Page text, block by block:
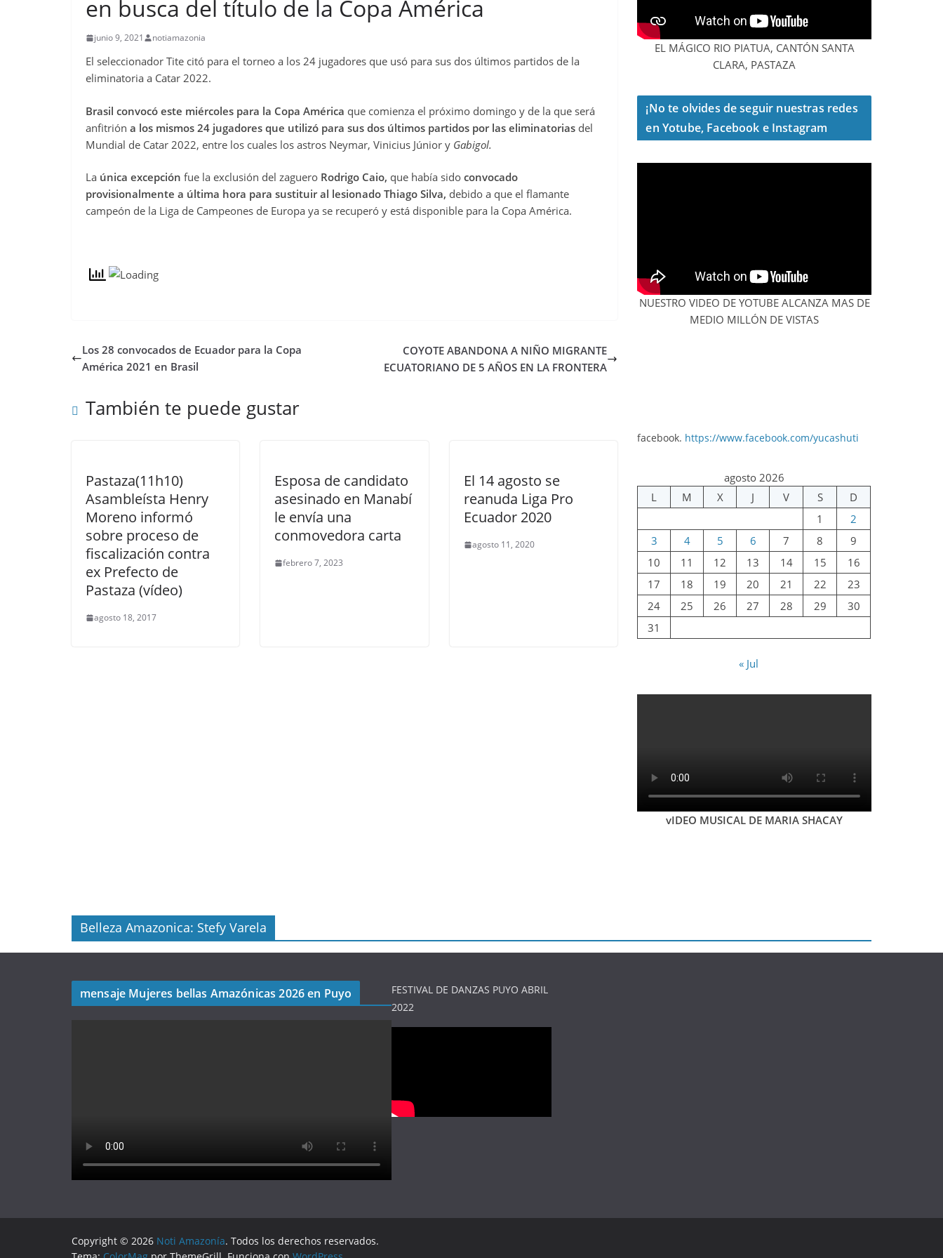
en busca del título de la Copa América
junio 9, 2021 notiamazonia
El seleccionador Tite citó para el torneo a los 24 jugadores que usó para sus dos últimos partidos de la
eliminatoria a Catar 2022.
Brasil convocó este miércoles para la Copa América que comienza el próximo domingo y de la que será
anfitrión a los mismos 24 jugadores que utilizó para sus dos últimos partidos por las eliminatorias del
Mundial de Catar 2022, entre los cuales los astros Neymar, Vinicius Júnior y Gabigol.
La única excepción fue la exclusión del zaguero Rodrigo Caio, que había sido convocado
provisionalmente a última hora para sustituir al lesionado Thiago Silva, debido a que el flamante
campeón de la Liga de Campeones de Europa ya se recuperó y está disponible para la Copa América.
Los 28 convocados de Ecuador para la Copa
América 2021 en Brasil
COYOTE ABANDONA A NIÑO MIGRANTE
ECUATORIANO DE 5 AÑOS EN LA FRONTERA
También te puede gustar
Pastaza(11h10)
Asambleísta Henry
Moreno informó
sobre proceso de
fiscalización contra
ex Prefecto de
Pastaza (vídeo)
agosto 18, 2017
Esposa de candidato
asesinado en Manabí
le envía una
conmovedora carta
febrero 7, 2023
El 14 agosto se
reanuda Liga Pro
Ecuador 2020
agosto 11, 2020
EL MÁGICO RIO PIATUA, CANTÓN SANTA
CLARA, PASTAZA
¡No te olvides de seguir nuestras redes
en Yotube, Facebook e Instagram
NUESTRO VIDEO DE YOTUBE ALCANZA MAS DE
MEDIO MILLÓN DE VISTAS
facebook. https://www.facebook.com/yucashuti
agosto 2026
L
M X J V S
D
1
2
3
4 5 6 7 8
9
10
11 12 13 14 15
16
17
18 19 20 21 22
23
24
25 26 27 28 29
30
31
« Jul
vIDEO MUSICAL DE MARIA SHACAY
Belleza Amazonica: Stefy Varela
mensaje Mujeres bellas Amazónicas 2026 en Puyo
FESTIVAL DE DANZAS PUYO ABRIL
2022
Copyright © 2026 Noti Amazonía. Todos los derechos reservados.